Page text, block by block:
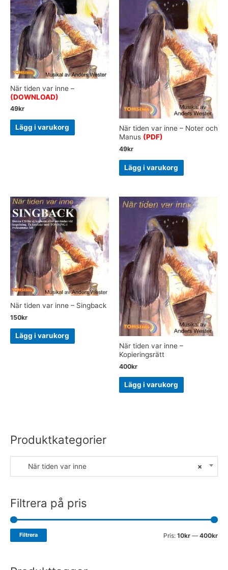
Produktkategorier
×
När tiden var inne
Filtrera på pris
Filtrera Pris: 10kr — 400kr
När tiden var inne –
(DOWNLOAD)
49kr
Lägg i varukorg
När tiden var inne – Noter och
Manus (PDF)
49kr
Lägg i varukorg
När tiden var inne – Singback
150kr
Lägg i varukorg
När tiden var inne –
Kopieringsrätt
400kr
Lägg i varukorg